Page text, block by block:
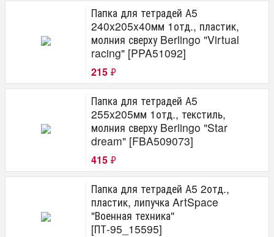
Папка для тетрадей А5
240x205x40мм 1отд., пластик,
молния сверху Berlingo "Virtual
racing" [PPA51092]
215 ₽
Папка для тетрадей А5
255x205мм 1отд., текстиль,
молния сверху Berlingo "Star
dream" [FBA509073]
415 ₽
Папка для тетрадей А5 2отд.,
пластик, липучка ArtSpace
"Военная техника"
[ПТ-95_15595]